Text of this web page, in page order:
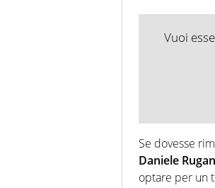
Vuoi
Se dovesse
Daniele
optare per un